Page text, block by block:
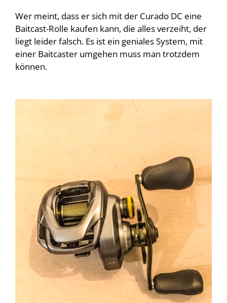
Wer meint, dass er sich mit der Curado DC eine
Baitcast-Rolle kaufen kann, die alles verzeiht, der
liegt leider falsch. Es ist ein geniales System, mit
einer Baitcaster umgehen muss man trotzdem
können.